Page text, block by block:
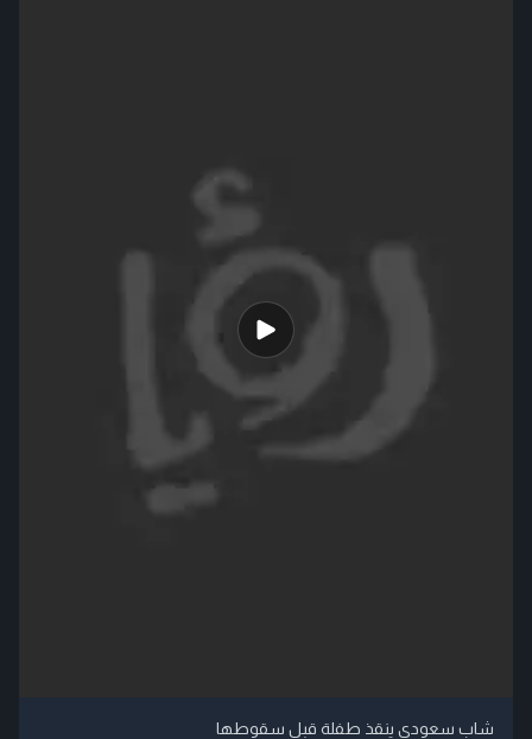
شاب سعودي ينقذ طفلة قبل سقوطها